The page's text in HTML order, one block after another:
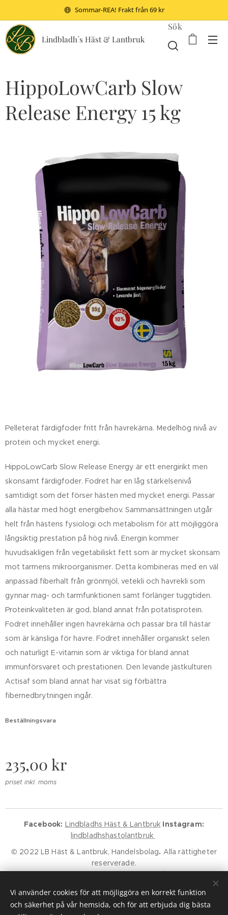
Sommar-REA! Frakt från 69 kr
Lindbladh´s Häst & Lantbruk
Sök
HippoLowCarb Slow
Release Energy 15 kg
Pelleterat färdigfoder fritt från havrekärna. Medelhög nivå av
protein och mycket energi.
HippoLowCarb Slow Release Energy är ett energirikt men
skonsamt färdigfoder. Fodret har en låg stärkelsenivå
samtidigt som det förser hästen med mycket energi. Passar
alla hästar med högt energibehov. Sammansättningen utgår
helt från hästens fysiologi och metabolism för att möjliggöra
långsiktig prestation på hög nivå. Energin kommer
huvudsakligen från vegetabiliskt fett som är mycket skonsam
mot tarmens mikroorganismer. Detta kombineras med en väl
anpassad fiberhalt från grönmjöl, vetekli och havrekli som
gynnar mag- och tarmfunktionen samt förlänger tuggtiden.
Proteinkvaliteten är god, bland annat från potatisprotein.
Fodret innehåller ingen havrekärna och passar bra till hästar
som är känsliga för havre. Fodret innehåller organiskt selen
och naturligt E-vitamin som är viktiga för bland annat
immunförsvaret och prestationen. Den levande jästkulturen
Actisaf som bland annat har visat sig förbättra
fibernedbrytningen ingår.
Beställningsvara
235,00 kr
priset inkl. moms
Facebook: Lindbladhs Häst & Lantbruk Instagram:
lindbladhshastolantbruk
© 2022 LB Häst & Lantbruk, Handelsbolag. Alla rättigheter
reserverade.
Godkänd för F-Skatt.Kundservice
Cookies
Vi använder cookies för att möjliggöra en korrekt funktion
och säkerhet på vår hemsida, och för att erbjuda dig bästa